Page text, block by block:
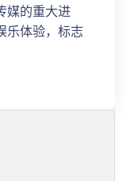
媒的重大进
乐体验，标志